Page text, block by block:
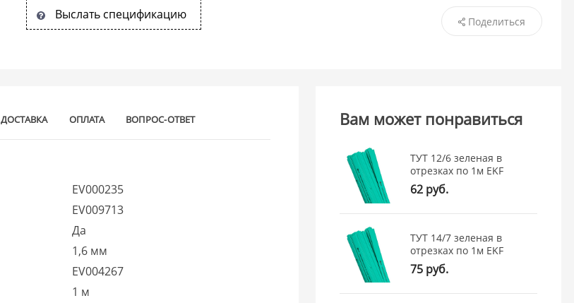
Выслать спецификацию Поделиться
ДОСТАВКА ОПЛАТА ВОПРОС-ОТВЕТ
EV000235
EV009713
Да
1,6 мм
EV004267
1 м
Вам может понравиться
ТУТ 12/6 зеленая в
отрезках по 1м EKF
62 руб.
ТУТ 14/7 зеленая в
отрезках по 1м EKF
75 руб.